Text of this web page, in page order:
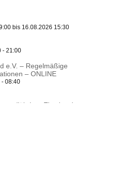
bis 16.08.2026 15:30
- 21:00
e.V. – Regelmäßige
– ONLINE
- 08:40
Einstiegskurs